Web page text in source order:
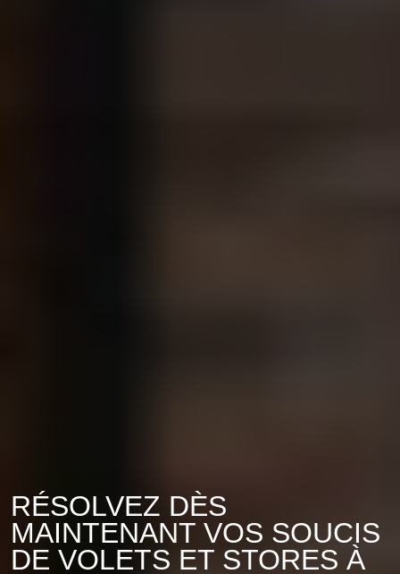
RÉSOLVEZ DÈS
MAINTENANT VOS SOUCIS
DE VOLETS ET STORES À